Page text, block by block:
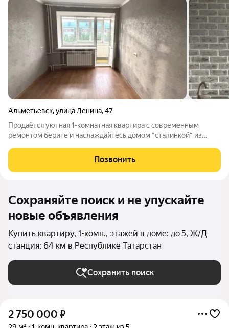
Альметьевск,улица Ленина,47
Продаётся уютная 1-комнатная квартира с современным
ремонтом берите и наслаждайтесь домом "сталинкой" из
31,1 м расположена на комфортном 3 этаже 4-этажного дома.
Внутри выполнен свежий
Позвонить
Сохраняйте поиск и не упускайте
новые объявления
Купить квартиру, 1-комн., этажей в доме: до 5, Ж/Д
станция: 64 км в Республике Татарстан
Сохранить поиск
2 750 000 ₽